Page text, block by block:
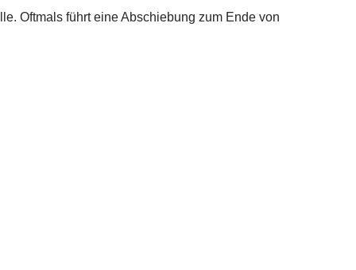
Oftmals führt eine Abschiebung zum Ende von